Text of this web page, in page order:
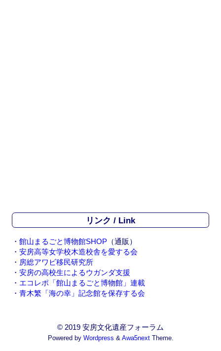
リンク / Link
・ 館山まるごと博物館SHOP （通販）
・ 安房高等女学校木造校舎を愛する会
・ 房総アワビ移民研究所
・ 安房の高校生によるウガンダ支援
・ エコレポ「館山まるごと博物館」連載
・ 青木繁「海の幸」記念館を保存する会
© 2019 安房文化遺産フォーラム
Powered by Wordpress & Awa5nextTheme.